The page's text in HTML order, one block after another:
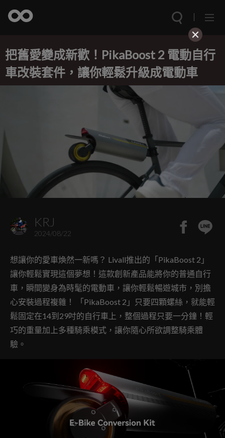
把舊愛變成新歡！PikaBoost 2 電動自行
車改裝套件，讓你輕鬆升級成電動車
KRJ
2024/08/22
想讓你的愛車煥然一新嗎？ Livall推出的「PikaBoost 2」
讓你輕鬆實現這個夢想！這款創新產品能將你的普通自行
車，瞬間變身為時髦的電動車，讓你輕鬆暢遊城市，別擔
心安裝過程複雜！ 「PikaBoost 2」只要四顆螺絲，就能輕
鬆固定在14到29吋的自行車上，整個過程只要一分鐘！輕
巧的重量加上多種騎乘模式，讓你隨心所欲調整騎乘體
驗。